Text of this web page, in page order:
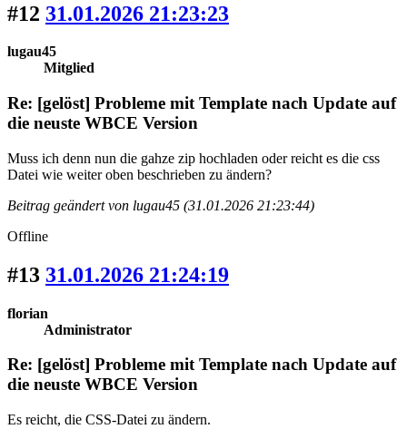
#12 31.01.2026 21:23:23
lugau45
Mitglied
Re: [gelöst] Probleme mit Template nach Update auf
die neuste WBCE Version
Muss ich denn nun die gahze zip hochladen oder reicht es die css
Datei wie weiter oben beschrieben zu ändern?
Beitrag geändert von lugau45 (31.01.2026 21:23:44)
Offline
#13 31.01.2026 21:24:19
florian
Administrator
Re: [gelöst] Probleme mit Template nach Update auf
die neuste WBCE Version
Es reicht, die CSS-Datei zu ändern.